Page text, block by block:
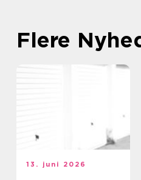
Flere
13. juni 2026